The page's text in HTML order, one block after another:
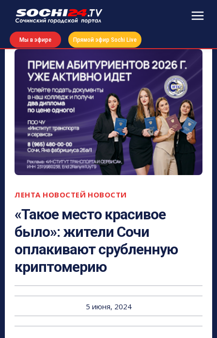
Мы в эфире Прямой эфир Sochi Live
ЛЕНТА НОВОСТЕЙ НОВОСТИ
«Такое место красивое
было»: жители Сочи
оплакивают срубленную
криптомерию
5 июня, 2024